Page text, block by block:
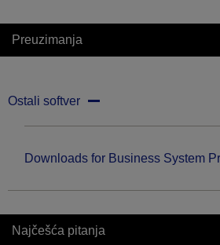
Preuzimanja
Ostali softver
Downloads for Business System
Najčešća pitanja